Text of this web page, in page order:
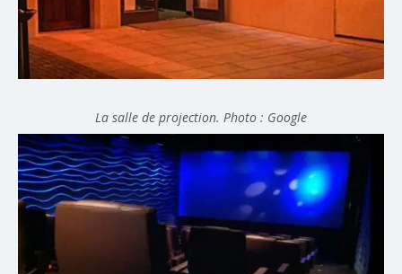
La salle de projection. Photo : Google